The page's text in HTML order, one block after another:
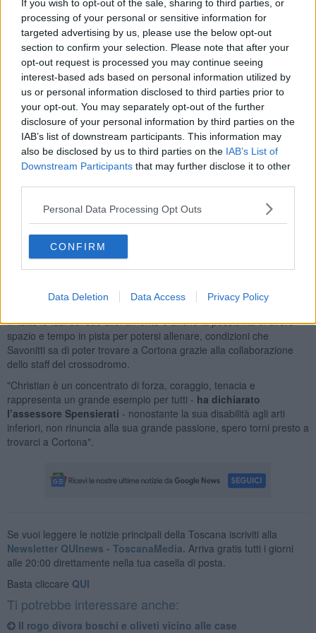
If you wish to opt-out of the sale, sharing to third parties, or
processing of your personal or sensitive information for
targeted advertising by us, please use the below opt-out
section to confirm your selection. Please note that after your
opt-out request is processed you may continue seeing
interest-based ads based on personal information utilized by
us or personal information disclosed to third parties prior to
your opt-out. You may separately opt-out of the further
disclosure of your personal information by third parties on the
IAB’s list of downstream participants. This information may
also be disclosed by us to third parties on the IAB’s List of
Downstream Participants that may further disclose it to other
Personal Data Processing Opt Outs
CONFIRM
Data Deletion Data Access Privacy Policy
incidente, la moto è dotata di rollbar e di speciali protezioni per le
gambe.
Durante le sessioni di allenamento Savonitti ha incontrato
l’assessore allo Sport Silvia Spensierati,la pista di Pietraia è uno
dei luoghi preferiti dal 27enne di Gemona, qui è stato accolto
dal gestore Carlo Fratini, dallo staff della struttura sportiva, insieme
ai compagni del team Steels capitanati da Andrea Botti.
"Ci sono voluti quattro anni di lavoro per preparare questa moto -
ha dichiarato Savonitti- per me era fondamentale tornare in sella
e ringrazio la Steels per avermi dato l’assistenza necessaria. Credo
che in Italia in tanti vorrebbero fare come me: prendersi una
seconda chance e continuare a coltivare questa passione. In questi
il mio sogno è quello di poter dare vita ad un campionato
per disabili".
l’uso delle gambe è complessa anche per la gestione dell’equilibrio,
fondamentale l’aiuto dei collaboratori della scuderia che lo seguono
in tutte le fasi del suo allenamento e anche la possibilità di avere
spazio e tempo in pista per potersi allenare, condizioni che
Savonitti sa di poter trovare a Cortona grazie alla collaborazione
dello staff del crossodromo.
"Christian è un concentrato di forza, coraggio, tenacia e
rappresenta un grande esempio per tutti - ha dichiarato
l’assessore Spensierati - nonostante la sua disabilità agli arti
inferiori, non rinuncia alla sua grande passione, spero torni presto a
trovarci a Cortona".
Se vuoi leggere le notizie principali della Toscana iscriviti alla
Newsletter QUInews - ToscanaMedia. Arriva gratis tutti i giorni
alle 20:00 direttamente nella tua casella di posta.
Basta cliccare QUI
Ti potrebbe interessare anche:
Il rogo divora boschi e oliveti vicino alle case